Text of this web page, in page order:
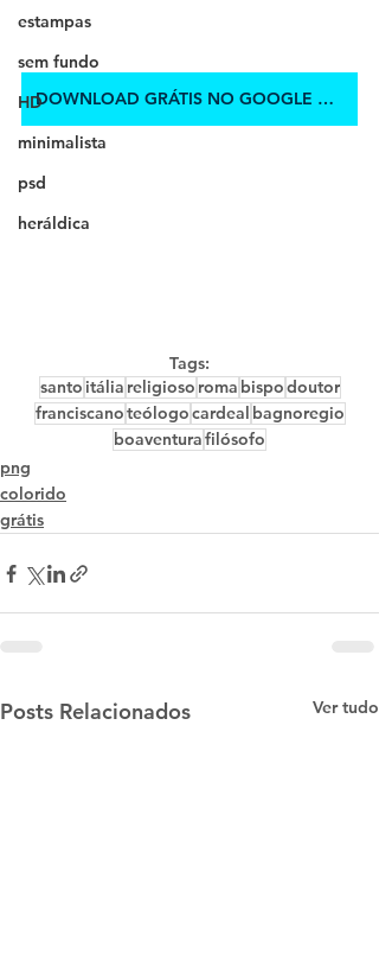
estampas
sem fundo
HD
minimalista
psd
heráldica
DOWNLOAD GRÁTIS NO GOOGLE DRIVE
Tags:
santo itália religioso roma bispodoutor
franciscanoteólogocardeal bagnoregio
boaventurafilósofo
png
colorido
grátis
Posts Relacionados Ver tudo